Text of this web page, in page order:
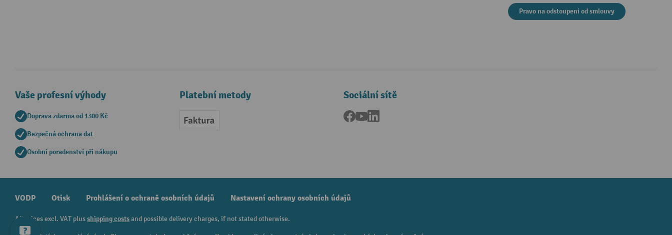
Pravo na odstoupeni od smlouvy
Vaše profesní výhody
Doprava zdarma od 1300 Kč
Bezpečná ochrana dat
Osobní poradenství při nákupu
Platební metody
Faktura
Sociální sítě
Facebook
YouTube
VODP Otisk Prohlášení o ochraně osobních údajů Nastavení ochrany osobních údajů
All prices excl. VAT plusshipping costsand possible delivery charges, if not stated otherwise.